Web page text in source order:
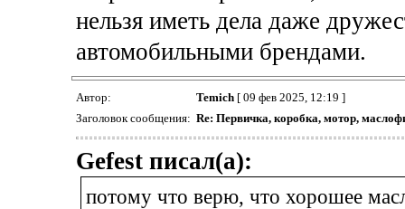
нельзя иметь дела даже
автомобильными брендами.
Автор: Temich[ 09 фев 2025, 12:19 ]
Заголовок сообщения: Re: Первичка, коробка, мотор,
Gefest писал(а):
потому что верю, что хорошее